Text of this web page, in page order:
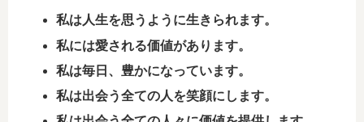
私は人生を思うように生きられます。
私には愛される価値があります。
私は毎日、豊かになっています。
私は出会う全ての人を笑顔にします。